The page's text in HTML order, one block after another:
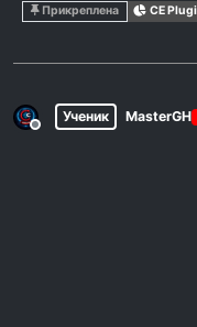
Прикреплена CE
Не в сети
Ученик MasterGH